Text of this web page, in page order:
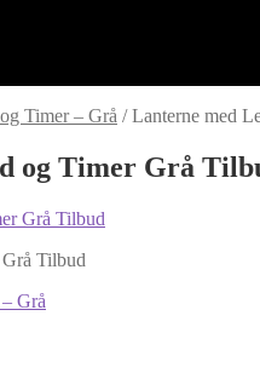
Timer – Grå /Lanterne med
og Timer Grå
Tilbud
Grå